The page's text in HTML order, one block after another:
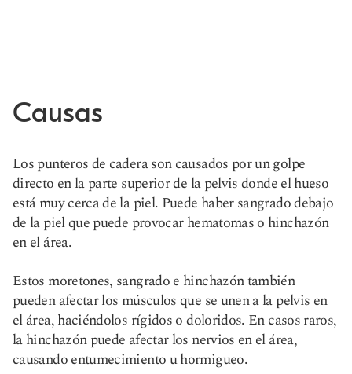
Causas
Los punteros de cadera son causados por un golpe
directo en la parte superior de la pelvis donde el hueso
está muy cerca de la piel. Puede haber sangrado debajo
de la piel que puede provocar hematomas o hinchazón
en el área.
Estos moretones, sangrado e hinchazón también
pueden afectar los músculos que se unen a la pelvis en
el área, haciéndolos rígidos o doloridos. En casos raros,
la hinchazón puede afectar los nervios en el área,
causando entumecimiento u hormigueo.